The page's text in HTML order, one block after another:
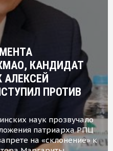
КАНДИДАТ
ПРОТИВ
наук прозвучало
патриарха РПЦ
на «склонение» к